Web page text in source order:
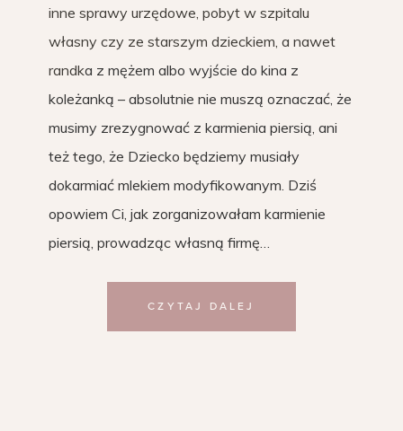
inne sprawy urzędowe, pobyt w szpitalu
własny czy ze starszym dzieckiem, a nawet
randka z mężem albo wyjście do kina z
koleżanką – absolutnie nie muszą oznaczać, że
musimy zrezygnować z karmienia piersią, ani
też tego, że Dziecko będziemy musiały
dokarmiać mlekiem modyfikowanym. Dziś
opowiem Ci, jak zorganizowałam karmienie
piersią, prowadząc własną firmę…
CZYTAJ DALEJ